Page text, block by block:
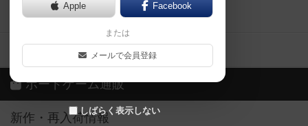
Apple Facebook
または
メールで会員登録
しばらく表示しない
ボードゲーム業界コラム
ボドゲーマご利用案内
ボードゲーム通販
新作・再入荷情報